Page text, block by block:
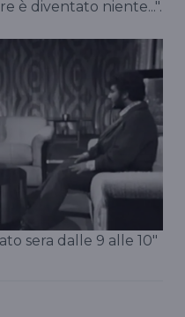
è diventato niente...".
sera dalle 9 alle 10"